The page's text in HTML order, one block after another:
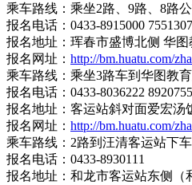
乘车路线：乘坐2路、9路、8路
报名电话：0433-8915000 7551307
报名地址：珲春市盛博北侧 华图
报名网址： http://bm.huatu.com/
乘车路线：乘坐3路车到华图教育
报名电话：0433-8036222 8920755
报名地址：客运站斜对面爱宏汤
报名网址： http://bm.huatu.com/
乘车路线：2路到汪清客运站下车
报名电话：0433-8930111
报名地址：和龙市客运站东侧（